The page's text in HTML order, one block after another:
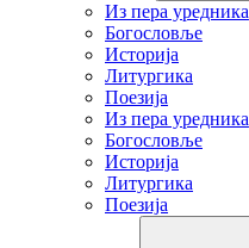
Из пера уредника
Богословље
Историја
Литургика
Поезија
Из пера уредника
Богословље
Историја
Литургика
Поезија